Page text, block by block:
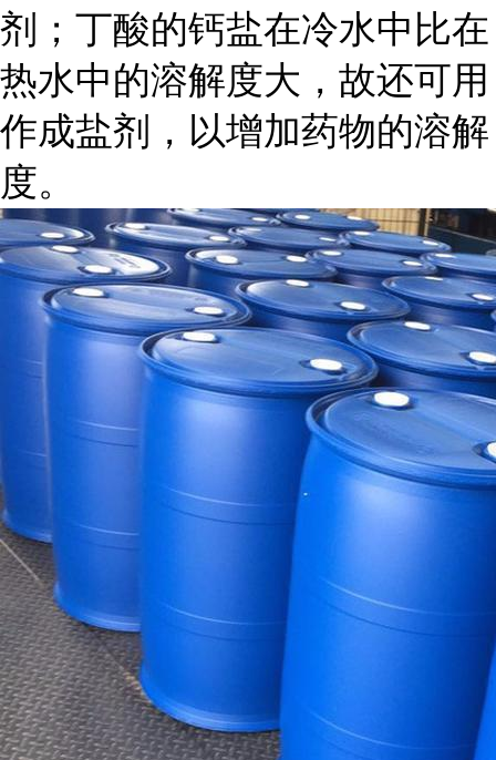
剂；丁酸的钙盐在冷水中比在
热水中的溶解度大，故还可用
作成盐剂，以增加药物的溶解
度。